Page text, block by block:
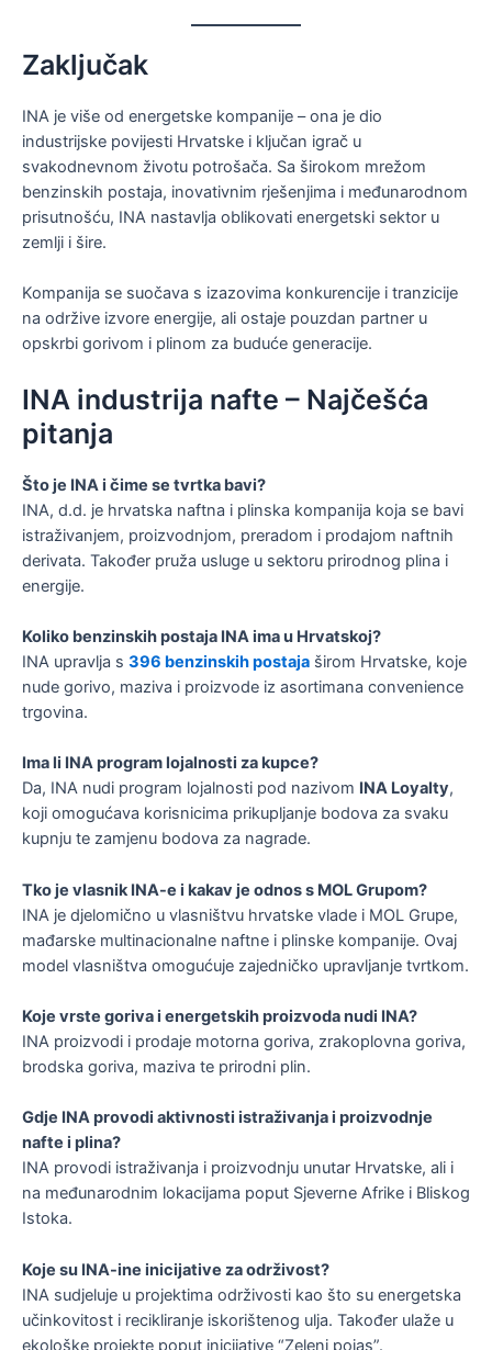
Zaključak
INA je više od energetske kompanije – ona je dio
industrijske povijesti Hrvatske i ključan igrač u
svakodnevnom životu potrošača. Sa širokom mrežom
benzinskih postaja, inovativnim rješenjima i međunarodnom
prisutnošću, INA nastavlja oblikovati energetski sektor u
zemlji i šire.
Kompanija se suočava s izazovima konkurencije i tranzicije
na održive izvore energije, ali ostaje pouzdan partner u
opskrbi gorivom i plinom za buduće generacije.
INA industrija nafte – Najčešća
pitanja
Što je INA i čime se tvrtka bavi?
INA, d.d. je hrvatska naftna i plinska kompanija koja se bavi
istraživanjem, proizvodnjom, preradom i prodajom naftnih
derivata. Također pruža usluge u sektoru prirodnog plina i
energije​.
Koliko benzinskih postaja INA ima u Hrvatskoj?
INA upravlja s 396 benzinskih postaja širom Hrvatske, koje
nude gorivo, maziva i proizvode iz asortimana convenience
trgovina​.
Ima li INA program lojalnosti za kupce?
Da, INA nudi program lojalnosti pod nazivom INA Loyalty,
koji omogućava korisnicima prikupljanje bodova za svaku
kupnju te zamjenu bodova za nagrade​.
Tko je vlasnik INA-e i kakav je odnos s MOL Grupom?
INA je djelomično u vlasništvu hrvatske vlade i MOL Grupe,
mađarske multinacionalne naftne i plinske kompanije. Ovaj
model vlasništva omogućuje zajedničko upravljanje tvrtkom​.
Koje vrste goriva i energetskih proizvoda nudi INA?
INA proizvodi i prodaje motorna goriva, zrakoplovna goriva,
brodska goriva, maziva te prirodni plin​.
Gdje INA provodi aktivnosti istraživanja i proizvodnje
nafte i plina?
INA provodi istraživanja i proizvodnju unutar Hrvatske, ali i
na međunarodnim lokacijama poput Sjeverne Afrike i Bliskog
Istoka​.
Koje su INA-ine inicijative za održivost?
INA sudjeluje u projektima održivosti kao što su energetska
učinkovitost i recikliranje iskorištenog ulja. Također ulaže u
ekološke projekte poput inicijative “Zeleni pojas”​.